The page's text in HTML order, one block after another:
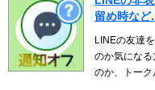
留め時など
LINEの友達
のか気にな
のか、トー